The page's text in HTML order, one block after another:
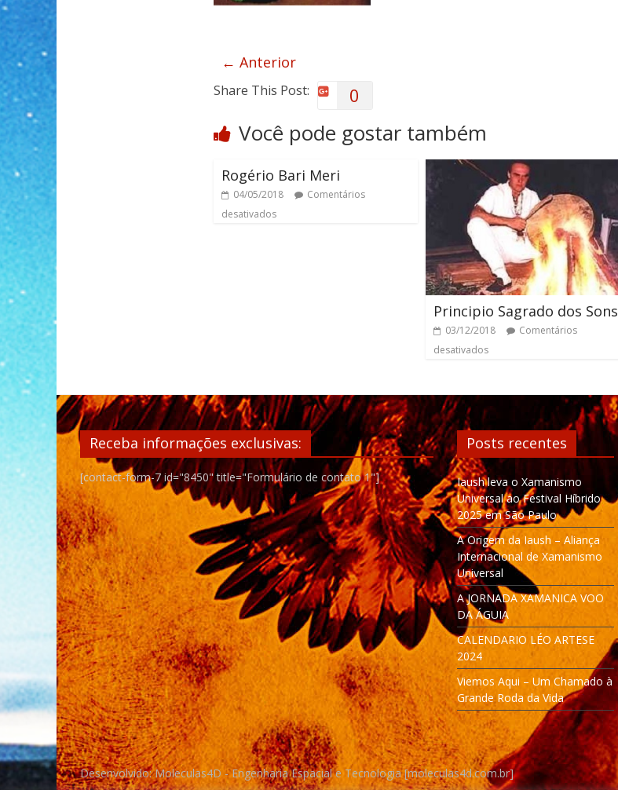
← Anterior
Share This Post: 0
Você pode gostar também
Rogério Bari Meri
04/05/2018
Comentários
desativados
Principio Sagrado dos Sons
03/12/2018
Comentários
desativados
Receba informações exclusivas:
[contact-form-7 id="8450" title="Formulário de contato 1"]
Posts recentes
Iaush leva o Xamanismo
Universal ao Festival Híbrido
2025 em São Paulo
A Origem da Iaush – Aliança
Internacional de Xamanismo
Universal
A JORNADA XAMANICA VOO
DA ÁGUIA
CALENDARIO LÉO ARTESE
2024
Viemos Aqui – Um Chamado à
Grande Roda da Vida
Desenvolvido: Moleculas4D - Engenharia Espacial e Tecnologia [moleculas4d.com.br]